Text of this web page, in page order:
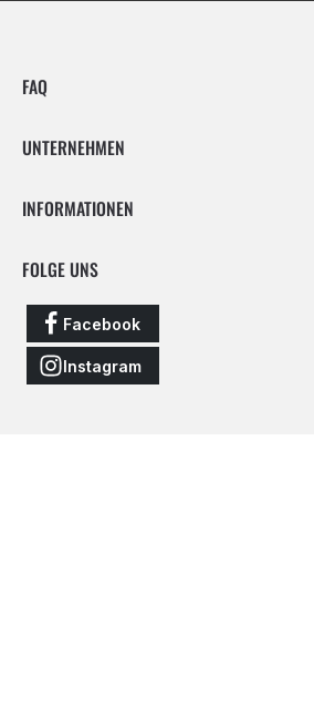
FAQ
UNTERNEHMEN
INFORMATIONEN
FOLGE UNS
Facebook
Instagram